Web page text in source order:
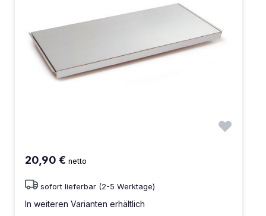
20,90 € netto
sofort lieferbar (2-5 Werktage)
In weiteren Varianten erhältlich